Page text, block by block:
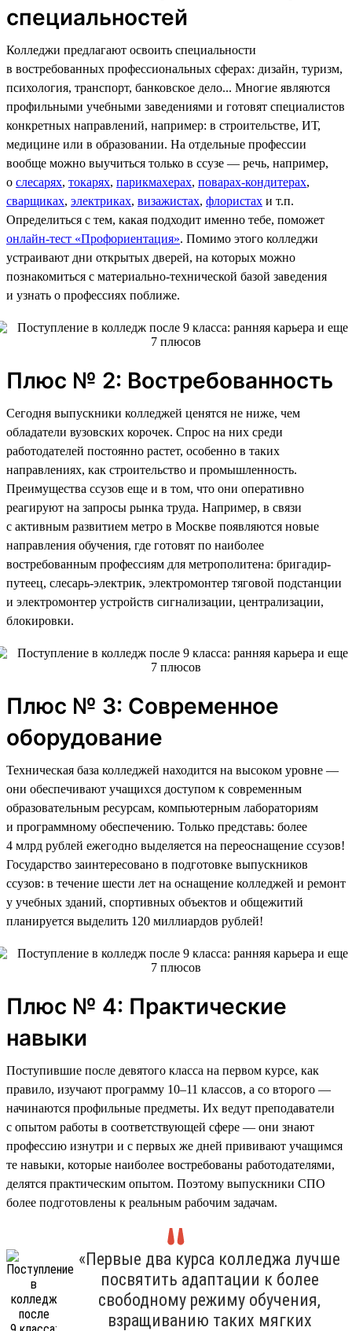
специальностей
Колледжи предлагают освоить специальности
в востребованных профессиональных сферах: дизайн, туризм,
психология, транспорт, банковское дело... Многие являются
профильными учебными заведениями и готовят специалистов
конкретных направлений, например: в строительстве, ИТ,
медицине или в образовании. На отдельные профессии
вообще можно выучиться только в ссузе — речь, например,
о слесарях, токарях, парикмахерах, поварах-кондитерах,
сварщиках, электриках, визажистах, флористах и т.п.
Определиться с тем, какая подходит именно тебе, поможет
онлайн-тест «Профориентация». Помимо этого колледжи
устраивают дни открытых дверей, на которых можно
познакомиться с материально-технической базой заведения
и узнать о профессиях поближе.
Плюс № 2: Востребованность
Сегодня выпускники колледжей ценятся не ниже, чем
обладатели вузовских корочек. Спрос на них среди
работодателей постоянно растет, особенно в таких
направлениях, как строительство и промышленность.
Преимущества ссузов еще и в том, что они оперативно
реагируют на запросы рынка труда. Например, в связи
с активным развитием метро в Москве появляются новые
направления обучения, где готовят по наиболее
востребованным профессиям для метрополитена: бригадир-
путеец, слесарь-электрик, электромонтер тяговой подстанции
и электромонтер устройств сигнализации, централизации,
блокировки.
Плюс № 3: Современное
оборудование
Техническая база колледжей находится на высоком уровне —
они обеспечивают учащихся доступом к современным
образовательным ресурсам, компьютерным лабораториям
и программному обеспечению. Только представь: более
4 млрд рублей ежегодно выделяется на переоснащение ссузов!
Государство заинтересовано в подготовке выпускников
ссузов: в течение шести лет на оснащение колледжей и ремонт
у учебных зданий, спортивных объектов и общежитий
планируется выделить 120 миллиардов рублей!
Плюс № 4: Практические
навыки
Поступившие после девятого класса на первом курсе, как
правило, изучают программу 10–11 классов, а со второго —
начинаются профильные предметы. Их ведут преподаватели
с опытом работы в соответствующей сфере — они знают
профессию изнутри и с первых же дней прививают учащимся
те навыки, которые наиболее востребованы работодателями,
делятся практическим опытом. Поэтому выпускники СПО
более подготовлены к реальным рабочим задачам.
«Первые два курса колледжа лучше
посвятить адаптации к более
свободному режиму обучения,
взращиванию таких мягких